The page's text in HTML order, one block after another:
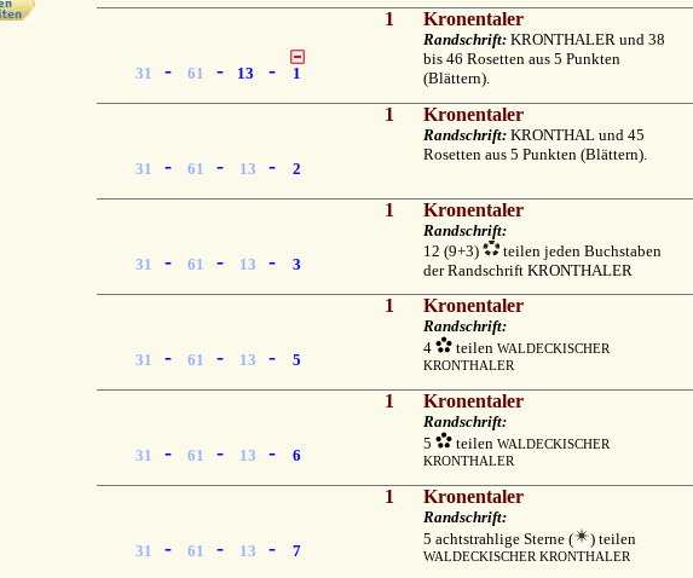
31 - 61 - 13 - 1
1 Kronentaler
Randschrift: KRONTHALER und 38
bis 46 Rosetten aus 5 Punkten
(Blättern).
31 - 61 - 13 - 2
1 Kronentaler
Randschrift: KRONTHAL und 45
Rosetten aus 5 Punkten (Blättern).
31 - 61 - 13 - 3
1 Kronentaler
Randschrift:
12 (9+3)
teilen jeden Buchstaben
der Randschrift KRONTHALER
31 - 61 - 13 - 5
1 Kronentaler
Randschrift:
4
teilen WALDECKISCHER
KRONTHALER
31 - 61 - 13 - 6
1 Kronentaler
Randschrift:
5
teilen WALDECKISCHER
KRONTHALER
31 - 61 - 13 - 7
1 Kronentaler
Randschrift:
5 achtstrahlige Sterne (
) teilen
WALDECKISCHER KRONTHALER